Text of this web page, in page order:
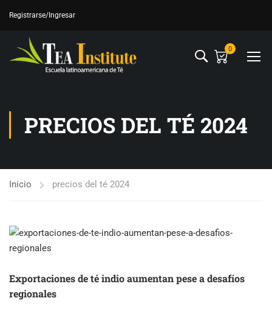
Registrarse/Ingresar
0
PRECIOS DEL TÉ 2024
Inicio precios del té 2024
Exportaciones de té indio aumentan pese a desafíos
regionales